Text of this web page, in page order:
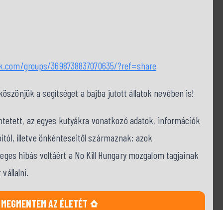
groups/3698738837070635/?ref=share
a segítséget a bajba jutott állatok nevében is!
az egyes kutyákra vonatkozó adatok, információk
illetve önkénteseitől származnak; azok
hibás voltáért a No Kill Hungary mozgalom tagjainak
MEGMENTEM AZ ÉLETÉT